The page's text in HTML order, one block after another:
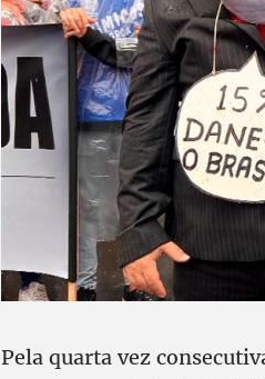
Pela quarta vez